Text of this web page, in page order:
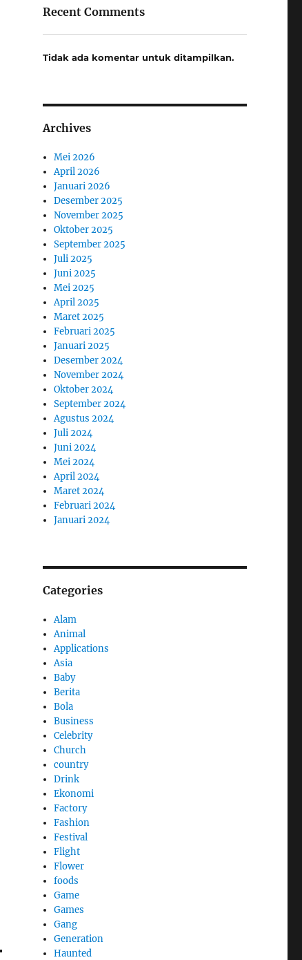
Recent Comments
Tidak ada komentar untuk ditampilkan.
Archives
Mei 2026
April 2026
Januari 2026
Desember 2025
November 2025
Oktober 2025
September 2025
Juli 2025
Juni 2025
Mei 2025
April 2025
Maret 2025
Februari 2025
Januari 2025
Desember 2024
November 2024
Oktober 2024
September 2024
Agustus 2024
Juli 2024
Juni 2024
Mei 2024
April 2024
Maret 2024
Februari 2024
Januari 2024
Categories
Alam
Animal
Applications
Asia
Baby
Berita
Bola
Business
Celebrity
Church
country
Drink
Ekonomi
Factory
Fashion
Festival
Flight
Flower
foods
Game
Games
Gang
Generation
Haunted